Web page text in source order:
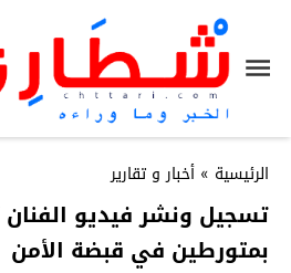
الرئيسية » أخبار و تقارير
تسجيل ونشر فيديو
بمتورطين في قبضة الأمن